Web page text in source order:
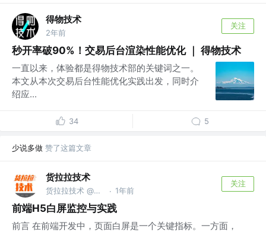
得物技术
2年前
关注
秒开率破90%！交易后台渲染性能优化 ｜ 得物技术
一直以来，体验都是得物技术部的关键词之一。
本文从本次交易后台性能优化实践出发，同时介
绍应...
34 5
少说多做 赞了这篇文章
货拉拉技术
货拉拉技术 @货拉拉集团 · 1年前
关注
前端H5白屏监控与实践
前言 在前端开发中，页面白屏是一个关键指标。一方面，